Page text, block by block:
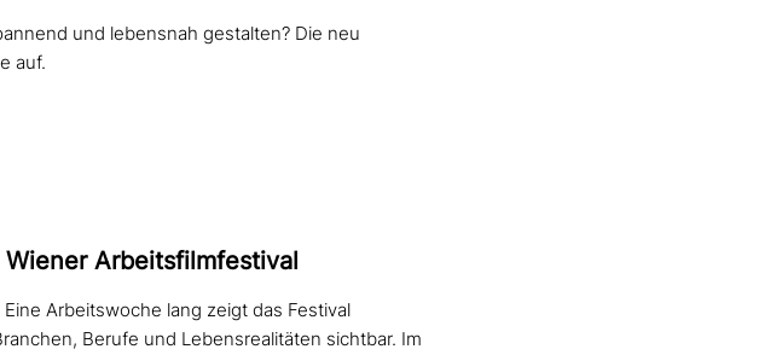
und lebensnah gestalten? Die neu
auf.
Arbeitsfilmfestival
Arbeitswoche lang zeigt das Festival
Berufe und Lebensrealitäten sichtbar. Im